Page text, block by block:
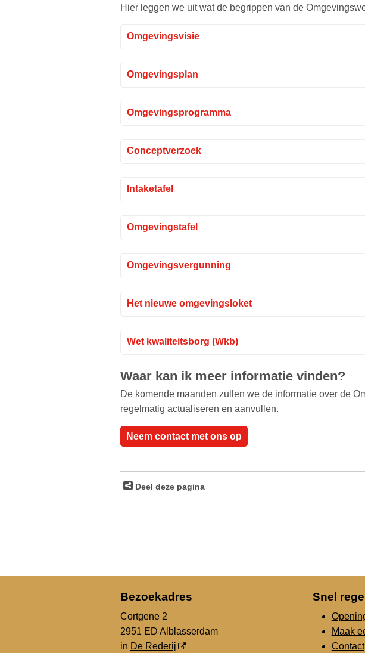
Hier leggen we uit wat de begrippen van de
Omgevingsvisie
Omgevingsplan
Omgevingsprogramma
Conceptverzoek
Intaketafel
Omgevingstafel
Omgevingsvergunning
Het nieuwe omgevingsloket
Wet kwaliteitsborg (Wkb)
Waar kan ik meer informatie vinden?
De komende maanden zullen we de informatie over de
regelmatig actualiseren en aanvullen.
Neem contact met ons op
Deel deze pagina
Bezoekadres
Cortgene 2
2951 ED Alblasserdam
in De Rederij
Snel
Maak
Contact